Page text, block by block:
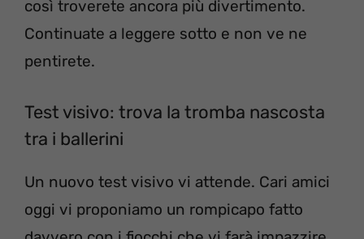
così troverete ancora più divertimento.
Continuate a leggere sotto e non ve ne
pentirete.
Test visivo: trova la tromba nascosta
tra i ballerini
Un nuovo test visivo vi attende. Cari amici
oggi vi proponiamo un rompicapo fatto